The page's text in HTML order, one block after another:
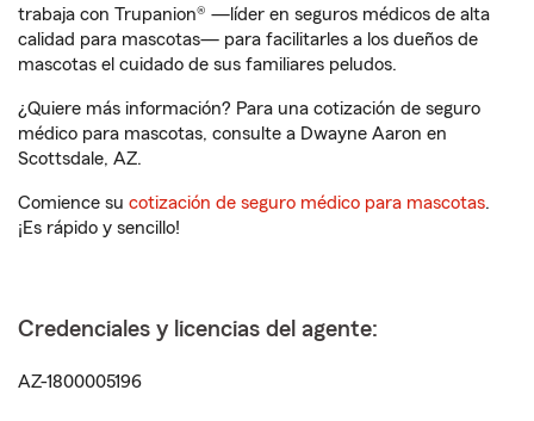
trabaja con Trupanion® —líder en seguros médicos de alta
calidad para mascotas— para facilitarles a los dueños de
mascotas el cuidado de sus familiares peludos.
¿Quiere más información? Para una cotización de seguro
médico para mascotas, consulte a Dwayne Aaron en
Scottsdale, AZ.
Comience su cotización de seguro médico para mascotas.
¡Es rápido y sencillo!
Credenciales y licencias del agente:
AZ-1800005196